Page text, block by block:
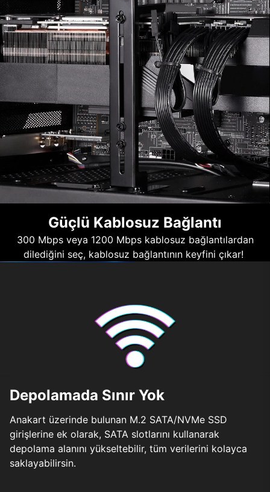
Güçlü Kablosuz Bağlantı
300 Mbps veya 1200 Mbps kablosuz bağlantılardan
dilediğini seç, kablosuz bağlantının keyfini çıkar!
Depolamada Sınır Yok
Anakart üzerinde bulunan M.2 SATA/NVMe SSD
girişlerine ek olarak, SATA slotlarını kullanarak
depolama alanını yükseltebilir, tüm verilerini kolayca
saklayabilirsin.